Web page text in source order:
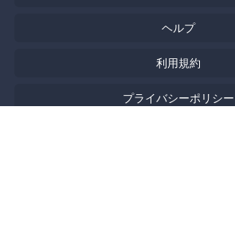
ヘルプ
利用規約
プライバシーポリシー